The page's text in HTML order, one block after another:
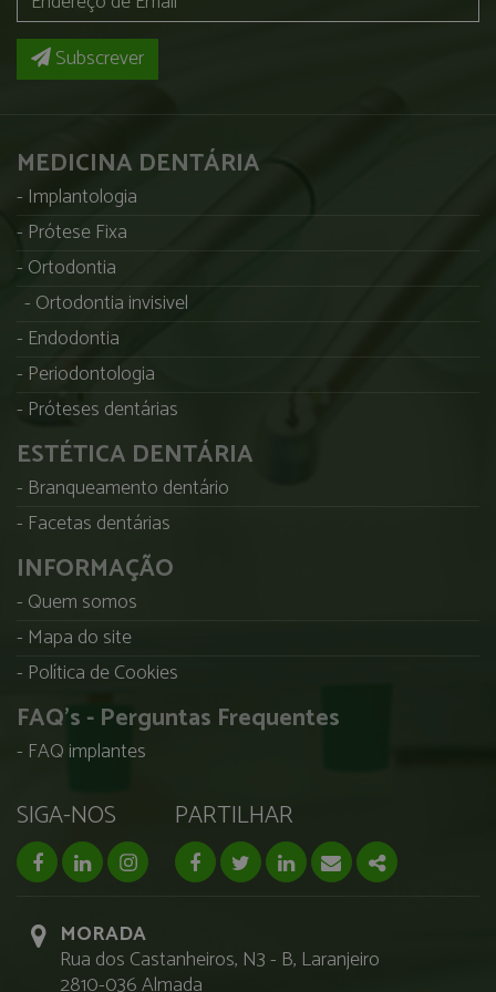
Subscrever
MEDICINA DENTÁRIA
Implantologia
Prótese Fixa
Ortodontia
Ortodontia invisivel
Endodontia
Periodontologia
Próteses dentárias
ESTÉTICA DENTÁRIA
Branqueamento dentário
Facetas dentárias
INFORMAÇÃO
Quem somos
Mapa do site
Política de Cookies
FAQ's - Perguntas Frequentes
FAQ implantes
SIGA-NOS
facebook page
linkedin page
instagram page
PARTILHAR
Facebook
TwitterLinkedinEmail Share
MORADA
Rua dos Castanheiros, N3 - B, Laranjeiro